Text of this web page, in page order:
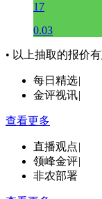
17
0.03
• 以上抽取的报价
每日精选|
金评视讯|
查看更多
直播观点|
领峰金评|
非农部署